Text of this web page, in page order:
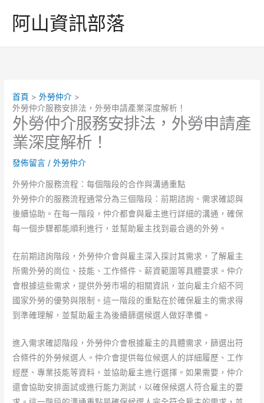
阿山資訊部落
首頁
外勞仲介
外勞仲介服務安排法，外勞申請產業深度解析！
外勞仲介服務安排法，外勞申請產
業深度解析！
發佈留言 /外勞仲介
外勞仲介服務流程：每個階段的合作與溝通重點
外勞仲介的服務流程通常分為三個階段：前期諮詢、需求確認與
後續協助。在每一階段，仲介都會與雇主進行詳細的溝通，確保
每一個步驟都能順利進行，並幫助雇主找到最合適的外勞。
在前期諮詢階段，外勞仲介會與雇主深入探討其需求，了解雇主
所需外勞的崗位、技能、工作條件、薪資範圍等具體要求。仲介
會根據這些需求，提供外勞市場的相關資訊，並向雇主介紹不同
國家外勞的優勢與限制。這一階段的重點在於確保雇主的需求得
到準確理解，並幫助雇主為後續篩選候選人做好準備。
進入需求確認階段，外勞仲介會根據雇主的具體需求，篩選出符
合條件的外勞候選人。仲介會提供每位候選人的詳細履歷、工作
經歷、專業技能等資料，並協助雇主進行選擇。如果需要，仲介
還會協助安排面試或進行能力測試，以確保候選人符合雇主的要